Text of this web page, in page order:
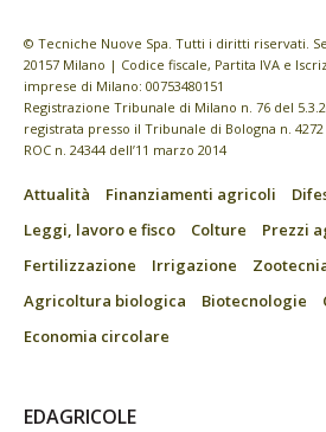
© Tecniche Nuove Spa. Tutti i diritti riservati.
20157 Milano | Codice fiscale, Partita IVA e
imprese di Milano: 00753480151
Registrazione Tribunale di Milano n. 76 del
registrata presso il Tribunale di Bologna n. 4272
ROC n. 24344 dell’11 marzo 2014
Attualità Finanziamenti agricoli
Leggi, lavoro e fisco
Colture
Prezzi
Fertilizzazione
Irrigazione
Agricoltura biologica
Biotecnologie
Economia circolare
EDAGRICOLE